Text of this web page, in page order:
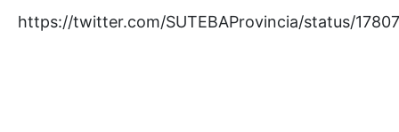
https://twitter.com/SUTEBAProvincia/status/